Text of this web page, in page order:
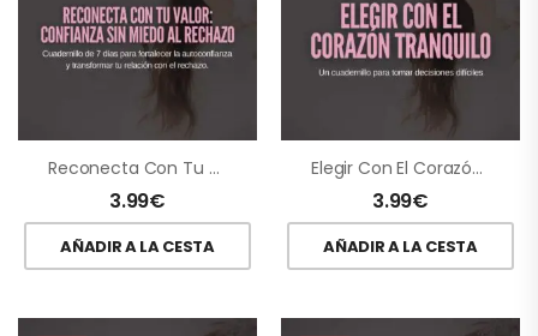
Reconecta Con Tu Valor: Confianza Sin Miedo Al Rechazo
3.99€
AÑADIR A LA CESTA
Elegir Con El Corazón Tranquilo
3.99€
AÑADIR A LA CESTA